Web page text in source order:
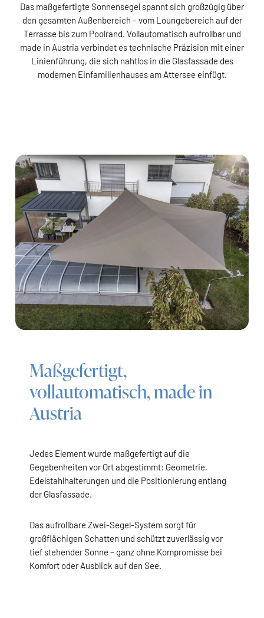
Das maßgefertigte Sonnensegel spannt sich großzügig über
den gesamten Außenbereich – vom Loungebereich auf der
Terrasse bis zum Poolrand. Vollautomatisch aufrollbar und
made in Austria verbindet es technische Präzision mit einer
Linienführung, die sich nahtlos in die Glasfassade des
modernen Einfamilienhauses am Attersee einfügt.
Maßgefertigt,
vollautomatisch, made in
Austria
Jedes Element wurde maßgefertigt auf die
Gegebenheiten vor Ort abgestimmt: Geometrie,
Edelstahlhalterungen und die Positionierung entlang
der Glasfassade.
Das aufrollbare Zwei-Segel-System sorgt für
großflächigen Schatten und schützt zuverlässig vor
tief stehender Sonne – ganz ohne Kompromisse bei
Komfort oder Ausblick auf den See.